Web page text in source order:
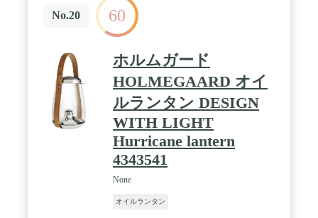
No.20 60
ホルムガード
HOLMEGAARD オイ
ルランタン DESIGN
WITH LIGHT
Hurricane lantern
4343541
None
オイルランタン